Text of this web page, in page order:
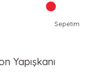
Sepetim
Yapışkanı